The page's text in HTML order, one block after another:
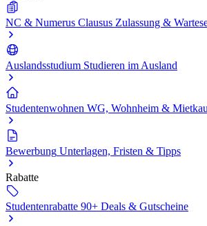
NC & Numerus Clausus Zulassung &
Auslandsstudium Studieren im Ausland
Studentenwohnen WG, Wohnheim &
Bewerbung Unterlagen, Fristen & Tipps
Rabatte
Studentenrabatte 90+ Deals & Gutscheine